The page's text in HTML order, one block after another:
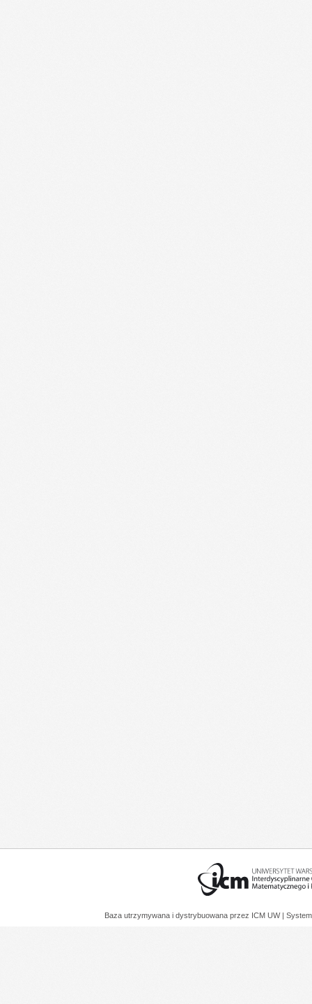
Baza utrzymywana i dystrybuowana przez ICM UW |